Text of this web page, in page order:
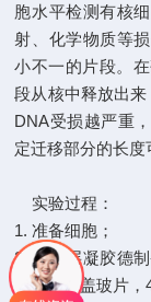
胞水平检测有核
射、化学物质等
小不一的片段。
段从核中释放出
DNA受损越严重
定迁移部分的长度
实验过程：
1. 准备细胞；
2. 第一层凝胶德
制备，加盖玻片